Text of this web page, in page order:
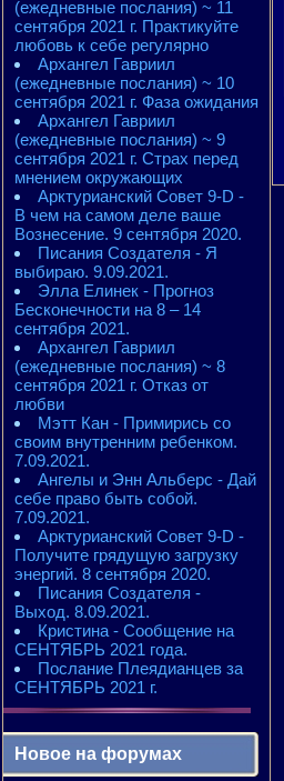
2012 - ЭНЕРГИИ года
2013 - энергии месяцев
2013 - ЭНЕРГИИ года
2014 - энергии месяцев
2014 - ЭНЕРГИИ года
2015 - энергии месяцев
2015 - ЭНЕРГИИ года
(ежедневные послания) ~ 11
сентября 2021 г. Практикуйте
любовь к себе регулярно
Архангел Гавриил
(ежедневные послания) ~ 10
сентября 2021 г. Фаза ожидания
Архангел Гавриил
(ежедневные послания) ~ 9
сентября 2021 г. Страх перед
мнением окружающих
Арктурианский Совет 9-D -
В чем на самом деле ваше
Вознесение. 9 сентября 2020.
Писания Создателя - Я
выбираю. 9.09.2021.
Элла Елинек - Прогноз
Бесконечности на 8 – 14
сентября 2021.
Архангел Гавриил
(ежедневные послания) ~ 8
сентября 2021 г. Отказ от
любви
Мэтт Кан - Примирись со
своим внутренним ребенком.
7.09.2021.
Ангелы и Энн Альберс - Дай
себе право быть собой.
7.09.2021.
Арктурианский Совет 9-D -
Получите грядущую загрузку
энергий. 8 сентября 2020.
Писания Создателя -
Выход. 8.09.2021.
Кристина - Сообщение на
СЕНТЯБРЬ 2021 года.
Послание Плеядианцев за
СЕНТЯБРЬ 2021 г.
Новое на форумах